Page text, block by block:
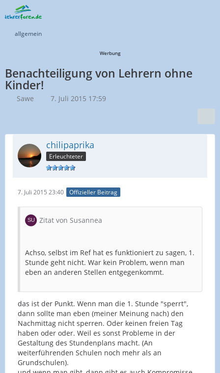
allgemein
Werbung
Benachteiligung von Lehrern ohne
Kinder!
Sawe 7. Juli 2015 17:59
chilipaprika
Erleuchteter
7. Juli 2015 23:40 Offizieller Beitrag
Zitat von Susannea
Achso, selbst im Ref hat es funktioniert zu sagen, 1.
Stunde geht nicht. War kein Problem, wenn man
eben an anderen Stellen entgegenkommt.
das ist der Punkt. Wenn man die 1. Stunde "sperrt",
dann sollte man eben (meiner Meinung nach) den
Nachmittag nicht sperren. Oder keinen freien Tag
haben oder oder. Weil es sonst Probleme in der
Gestaltung des Stundenplans macht. (An
weiterführenden Schulen noch mehr als an
Grundschulen).